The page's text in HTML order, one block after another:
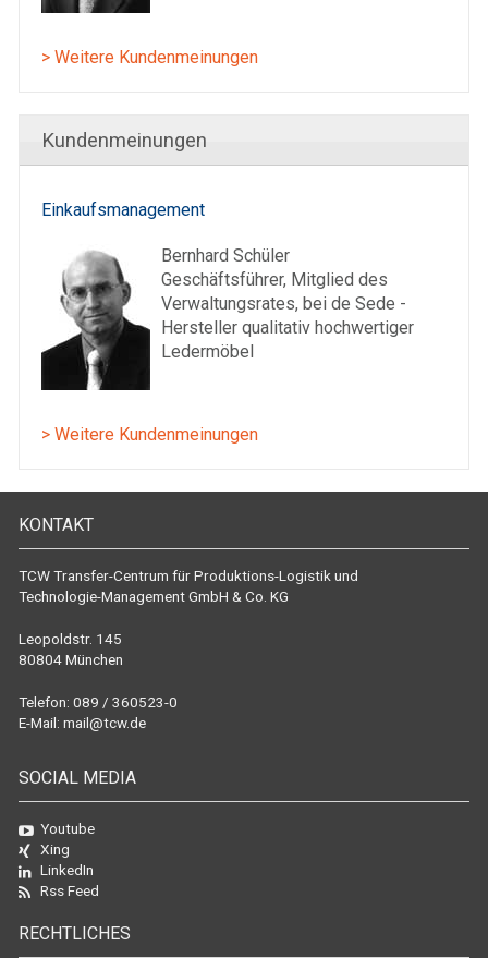
> Weitere Kundenmeinungen
Kundenmeinungen
Einkaufsmanagement
Bernhard Schüler
Geschäftsführer, Mitglied des
Verwaltungsrates, bei de Sede -
Hersteller qualitativ hochwertiger
Ledermöbel
> Weitere Kundenmeinungen
KONTAKT
TCW Transfer-Centrum für Produktions-Logistik und
Technologie-Management GmbH & Co. KG
Leopoldstr. 145
80804 München
Telefon: 089 / 360523-0
E-Mail: mail@tcw.de
SOCIAL MEDIA
Youtube
Xing
LinkedIn
Rss Feed
RECHTLICHES